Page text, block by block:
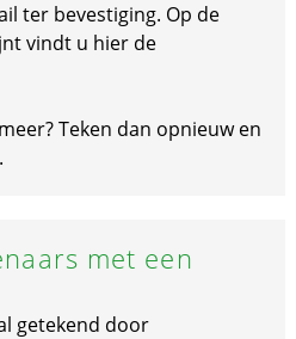
ter bevestiging. Op de
vindt u hier de
Teken dan opnieuw en
met een
getekend door